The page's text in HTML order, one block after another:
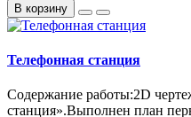
В корзину
Телефонная станция
Содержание работы:2D
станция».Выполнен план